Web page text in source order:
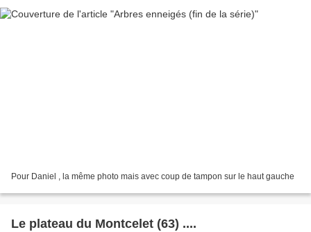
Pour Daniel , la même photo mais avec coup de tampon sur le haut gauche
Le plateau du Montcelet (63) ....